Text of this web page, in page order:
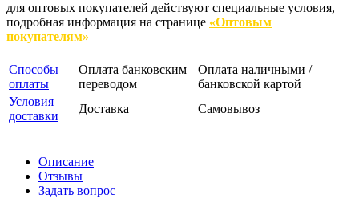
для оптовых покупателей действуют специальные условия,
подробная информация на странице «Оптовым
покупателям»
Способы
оплаты
Оплата банковским
переводом
Оплата наличными /
банковской картой
Условия
доставки
Доставка Самовывоз
Описание
Отзывы
Задать вопрос